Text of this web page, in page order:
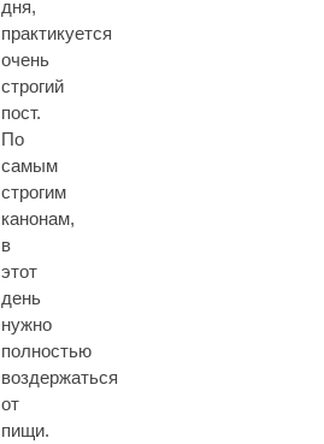
дня,
практикуется
очень
строгий
пост.
По
самым
строгим
канонам,
в
этот
день
нужно
полностью
воздержаться
от
пищи.